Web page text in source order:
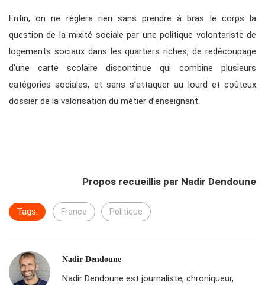
Enfin, on ne réglera rien sans prendre à bras le corps la
question de la mixité sociale par une politique volontariste de
logements sociaux dans les quartiers riches, de redécoupage
d’une carte scolaire discontinue qui combine plusieurs
catégories sociales, et sans s’attaquer au lourd et coûteux
dossier de la valorisation du métier d’enseignant.
Propos recueillis par Nadir Dendoune
Tags: France Politique
Nadir Dendoune
Nadir Dendoune est journaliste, chroniqueur,